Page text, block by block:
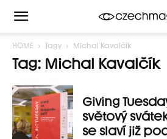
HOME Tagy Michal Kavalčík
Tag: Michal Kavalčík
Giving
světový
se slaví již